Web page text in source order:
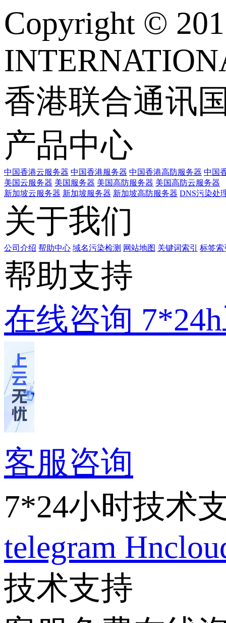
Copyright ©
香港联合通讯
产品中心
中国香港云服务器 中国香港服务器 中国香港高防服务器 中国
美国云服务器 美国服务器 美国高防服务器 美国高防云服务器
新加坡云服务器 新加坡服务器 新加坡高防服务器 DNS污染处
关于我们
公司介绍 帮助中心 域名污染检测 网站地图 关键词索引 标签索
帮助支持
在线咨询
客服咨询
7*24小时技术
telegram
技术支持